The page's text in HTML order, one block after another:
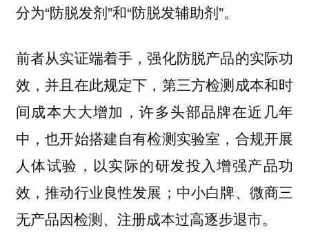
分为“防脱发剂”和“防脱发辅助剂”。
前者从实证端着手，强化防脱产品的实际功
效，并且在此规定下，第三方检测成本和时
间成本大大增加，许多头部品牌在近几年
中，也开始搭建自有检测实验室，合规开展
人体试验，以实际的研发投入增强产品功
效，推动行业良性发展；中小白牌、微商三
无产品因检测、注册成本过高逐步退市。